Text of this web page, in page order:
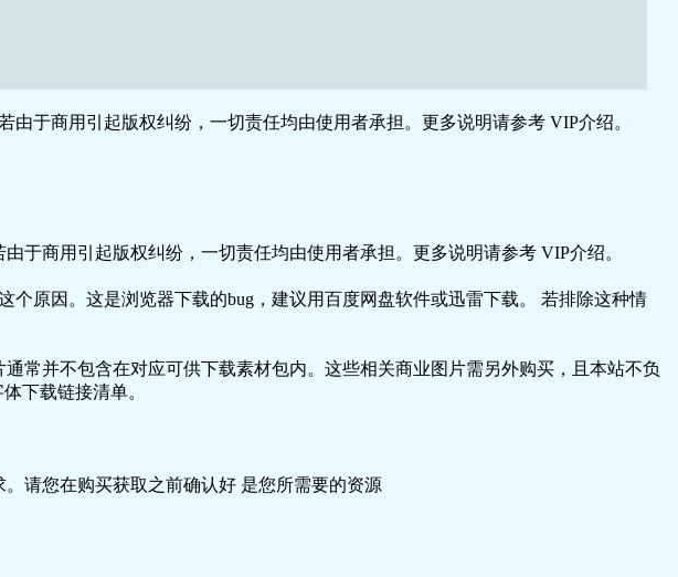
于商用引起版权纠纷，一切责任均由使用者承担。更多说明请参考 VIP介绍。
于商用引起版权纠纷，一切责任均由使用者承担。更多说明请参考 VIP介绍。
原因。这是浏览器下载的bug，建议用百度网盘软件或迅雷下载。 若排除这种情
常并不包含在对应可供下载素材包内。这些相关商业图片需另外购买，且本站不负
下载链接清单。
请您在购买获取之前确认好 是您所需要的资源